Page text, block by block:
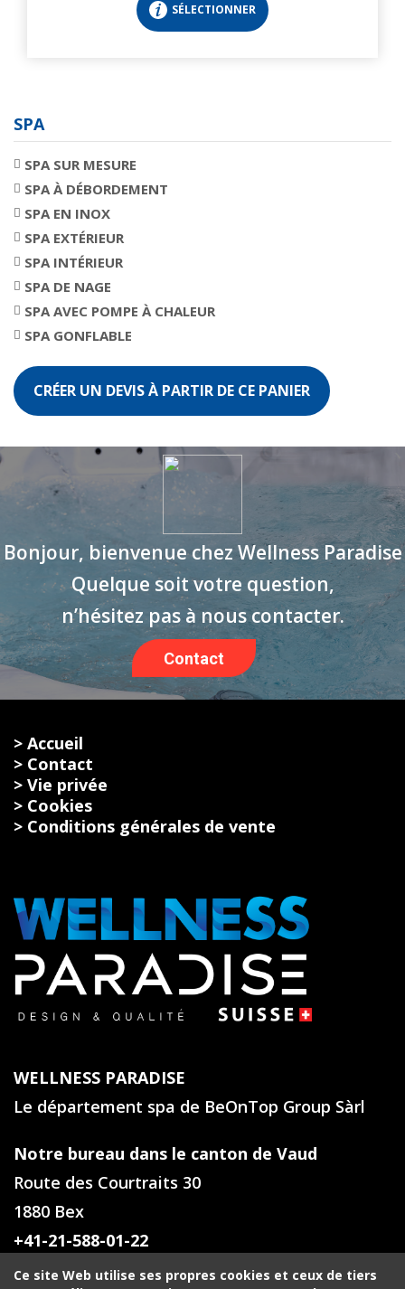
SÉLECTIONNER
SPA
SPA SUR MESURE
SPA À DÉBORDEMENT
SPA EN INOX
SPA EXTÉRIEUR
SPA INTÉRIEUR
SPA DE NAGE
SPA AVEC POMPE À CHALEUR
SPA GONFLABLE
CRÉER UN DEVIS À PARTIR DE CE PANIER
Ce site Web utilise ses propres cookies et ceux de tiers
Bonjour, bienvenue chez Wellness Paradise
Quelque soit votre question,
n’hésitez pas à nous contacter.
Contact
> Accueil
> Contact
> Vie privée
> Cookies
> Conditions générales de vente
WELLNESS PARADISE
Le département spa de BeOnTop Group Sàrl
Notre bureau dans le canton de Vaud
Route des Courtraits 30
1880 Bex
+41-21-588-01-22